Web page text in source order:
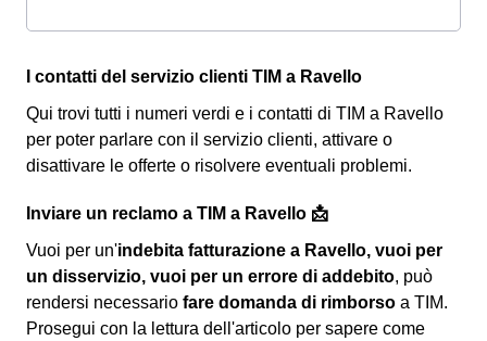
I contatti del servizio clienti TIM a Ravello
Qui trovi tutti i numeri verdi e i contatti di TIM a Ravello
per poter parlare con il servizio clienti, attivare o
disattivare le offerte o risolvere eventuali problemi.
Inviare un reclamo a TIM a Ravello 📩
Vuoi per un'indebita fatturazione a Ravello, vuoi per
un disservizio, vuoi per un errore di addebito, può
rendersi necessario fare domanda di rimborso a TIM.
Prosegui con la lettura dell'articolo per sapere come